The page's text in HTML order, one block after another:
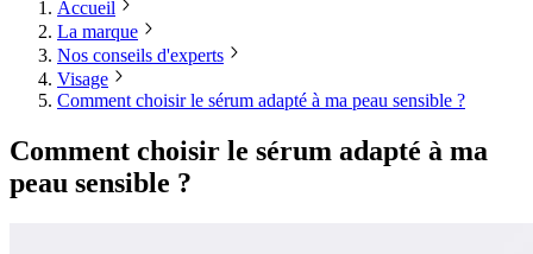
Accueil
La marque
Nos conseils d'experts
Visage
Comment choisir le sérum adapté à ma peau sensible ?
Comment choisir le sérum adapté à ma
peau sensible ?